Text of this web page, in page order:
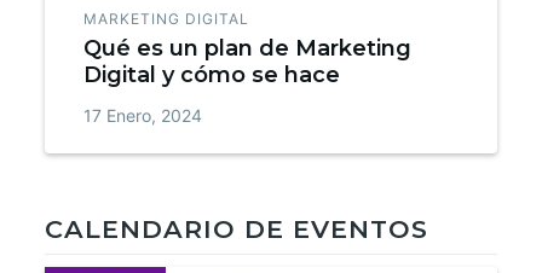
MARKETING DIGITAL
Qué es un plan de Marketing
Digital y cómo se hace
17 Enero, 2024
CALENDARIO DE EVENTOS